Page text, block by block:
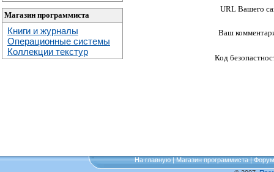
Магазин программиста
Книги и журналы
Операционные системы
Коллекции текстур
URL Вашего
Ваш
Код
На главную|Магазин программиста|Форум